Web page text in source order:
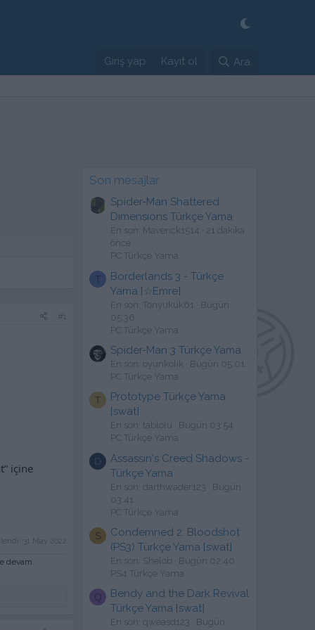
Giriş yap Kayıt ol Ara
#1
içine
31 May 2022
devam
Son mesajlar
Spider-Man Shattered
Dimensions Türkçe Yama
En son: Maverick1514
21 dakika
önce
PC Türkçe Yama
T
Borderlands 3 - Türkçe
Yama [☆Emre]
En son: Tonyukuk61
Bugün
05:36
PC Türkçe Yama
Spider-Man 3 Türkçe Yama
En son: oyunkolik
Bugün 05:01
PC Türkçe Yama
T
Prototype Türkçe Yama
[swat]
En son: tablolu
Bugün 03:54
PC Türkçe Yama
D
Assassin's Creed Shadows -
Türkçe Yama
En son: darthwader123
Bugün
03:41
PC Türkçe Yama
S
Condemned 2: Bloodshot
(PS3) Türkçe Yama [swat]
En son: Shelob
Bugün 02:40
PS4 Türkçe Yama
Q
Bendy and the Dark Revival
Türkçe Yama [swat]
En son: qweasd123
Bugün